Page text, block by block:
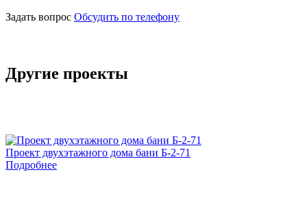
Задать вопрос Обсудить по телефону
Другие проекты
Проект двухэтажного дома бани Б-2-71
Подробнее